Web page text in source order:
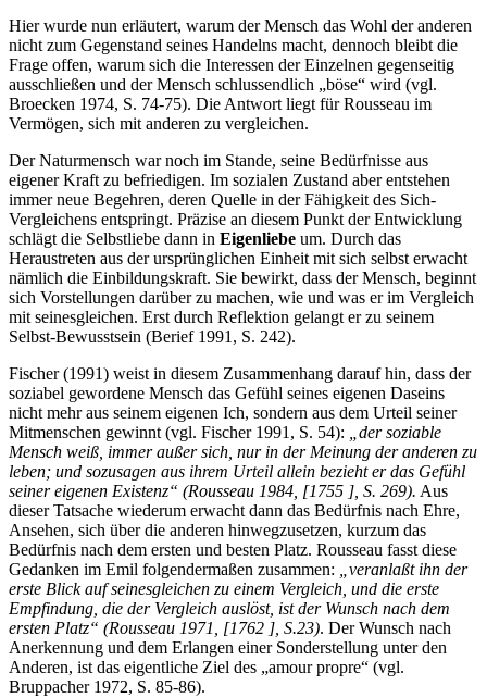
Hier wurde nun erläutert, warum der Mensch das Wohl der anderen
nicht zum Gegenstand seines Handelns macht, dennoch bleibt die
Frage offen, warum sich die Interessen der Einzelnen gegenseitig
ausschließen und der Mensch schlussendlich „böse“ wird (vgl.
Broecken 1974, S. 74-75). Die Antwort liegt für Rousseau im
Vermögen, sich mit anderen zu vergleichen.
Der Naturmensch war noch im Stande, seine Bedürfnisse aus
eigener Kraft zu befriedigen. Im sozialen Zustand aber entstehen
immer neue Begehren, deren Quelle in der Fähigkeit des Sich-
Vergleichens entspringt. Präzise an diesem Punkt der Entwicklung
schlägt die Selbstliebe dann in Eigenliebe um. Durch das
Heraustreten aus der ursprünglichen Einheit mit sich selbst erwacht
nämlich die Einbildungskraft. Sie bewirkt, dass der Mensch, beginnt
sich Vorstellungen darüber zu machen, wie und was er im Vergleich
mit seinesgleichen. Erst durch Reflektion gelangt er zu seinem
Selbst-Bewusstsein (Berief 1991, S. 242).
Fischer (1991) weist in diesem Zusammenhang darauf hin, dass der
soziabel gewordene Mensch das Gefühl seines eigenen Daseins
nicht mehr aus seinem eigenen Ich, sondern aus dem Urteil seiner
Mitmenschen gewinnt (vgl. Fischer 1991, S. 54):
„der soziable
Mensch weiß, immer außer sich, nur in der Meinung der anderen zu
leben; und sozusagen aus ihrem Urteil allein bezieht er das Gefühl
seiner eigenen Existenz“ (Rousseau 1984, [1755 ], S. 269). Aus
dieser Tatsache wiederum erwacht dann das Bedürfnis nach Ehre,
Ansehen, sich über die anderen hinwegzusetzen, kurzum das
Bedürfnis nach dem ersten und besten Platz. Rousseau fasst diese
Gedanken im Emil folgendermaßen zusammen:
„veranlaßt ihn der
erste Blick auf seinesgleichen zu einem Vergleich, und die erste
Empfindung, die der Vergleich auslöst, ist der Wunsch nach dem
ersten Platz“ (Rousseau 1971, [1762 ], S.23). Der Wunsch nach
Anerkennung und dem Erlangen einer Sonderstellung unter den
Anderen, ist das eigentliche Ziel des „amour propre“ (vgl.
Bruppacher 1972, S. 85-86).